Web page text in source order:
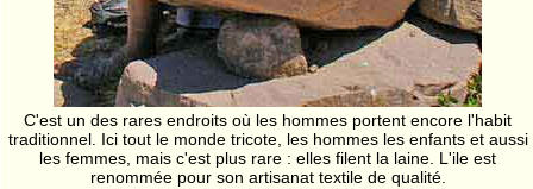
C'est un des rares endroits où les hommes portent encore l'habit
traditionnel. Ici tout le monde tricote, les hommes les enfants et aussi
les femmes, mais c'est plus rare : elles filent la laine. L'ile est
renommée pour son artisanat textile de qualité.